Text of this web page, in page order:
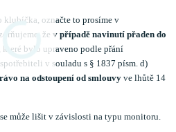
označte to prosíme v
žev případě navinutí přaden do
které bylo upraveno podle přání
v souladu s § 1837 písm. d)
na odstoupení od smlouvy ve lhůtě 14
může lišit v závislosti na typu monitoru.